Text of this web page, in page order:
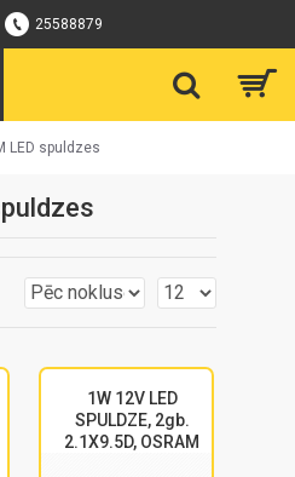
25588879
LED spuldzes
1W 12V LED
SPULDZE, 2gb.
2.1X9.5D, OSRAM